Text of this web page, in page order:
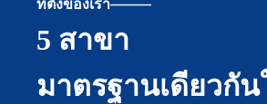
ที่ตั้งของเรา
5 สาขา
มาตรฐานเดียวกั